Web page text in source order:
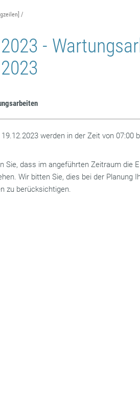
-
werden in der Zeit von 07:00
Sie, dass im angeführten Zeitraum die
Wir bitten Sie, dies bei der Planung
zu berücksichtigen.